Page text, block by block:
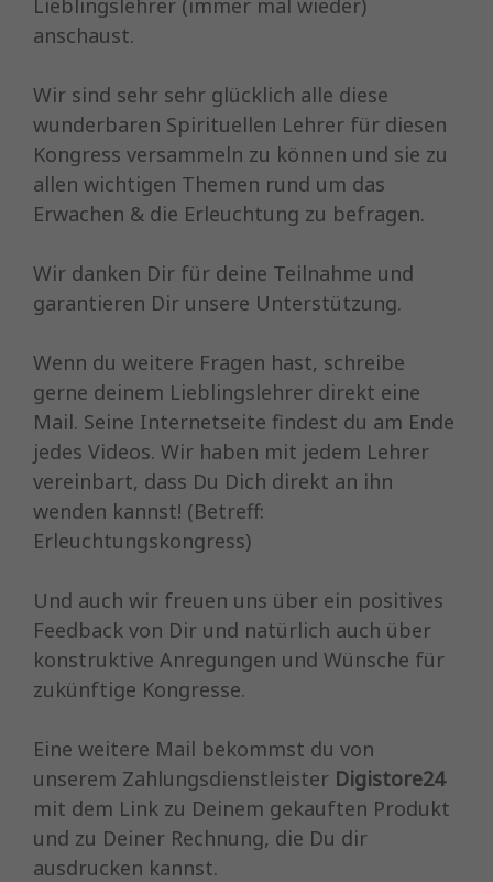
anschaust.
Wir sind sehr sehr glücklich alle diese
wunderbaren Spirituellen Lehrer für diesen
Kongress versammeln zu können und sie zu
allen wichtigen Themen rund um das
Erwachen & die Erleuchtung zu befragen.
Wir danken Dir für deine Teilnahme und
garantieren Dir unsere Unterstützung.
Wenn du weitere Fragen hast, schreibe
gerne deinem Lieblingslehrer direkt eine
Mail. Seine Internetseite findest du am Ende
jedes Videos. Wir haben mit jedem Lehrer
vereinbart, dass Du Dich direkt an ihn
wenden kannst! (Betreff:
Erleuchtungskongress)
Und auch wir freuen uns über ein positives
Feedback von Dir und natürlich auch über
konstruktive Anregungen und Wünsche für
zukünftige Kongresse.
Eine weitere Mail bekommst du von
unserem Zahlungsdienstleister Digistore24
mit dem Link zu Deinem gekauften Produkt
und zu Deiner Rechnung, die Du dir
ausdrucken kannst.